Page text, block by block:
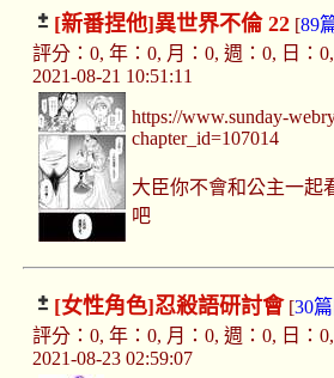
[新番捏他]異世界不倫 22[89
評分：0, 年：0, 月：0, 週：0, 日：
2021-08-21 10:51:11
https://www.sunday-
chapter_id=107014
大臣你不會和公主一起
吧
[女性角色]忍殺語研討會[30
評分：0, 年：0, 月：0, 週：0, 日：
2021-08-23 02:59:07